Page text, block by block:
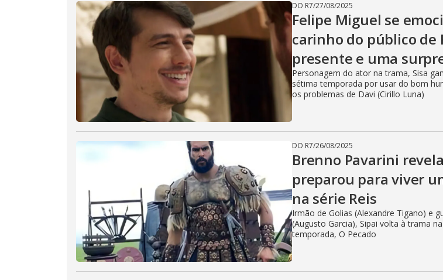
DO R7/27/08/2025
Felipe Miguel se
carinho do público de
presente e uma
Personagem do ator na trama, Sisa
sétima temporada por usar do bom
os problemas de Davi (Cirillo Luna)
DO R7/26/08/2025
Brenno Pavarini
preparou para viver
na série Reis
Irmão de Golias (Alexandre Tigano) e
(Augusto Garcia), Sipai volta à trama
temporada, O Pecado